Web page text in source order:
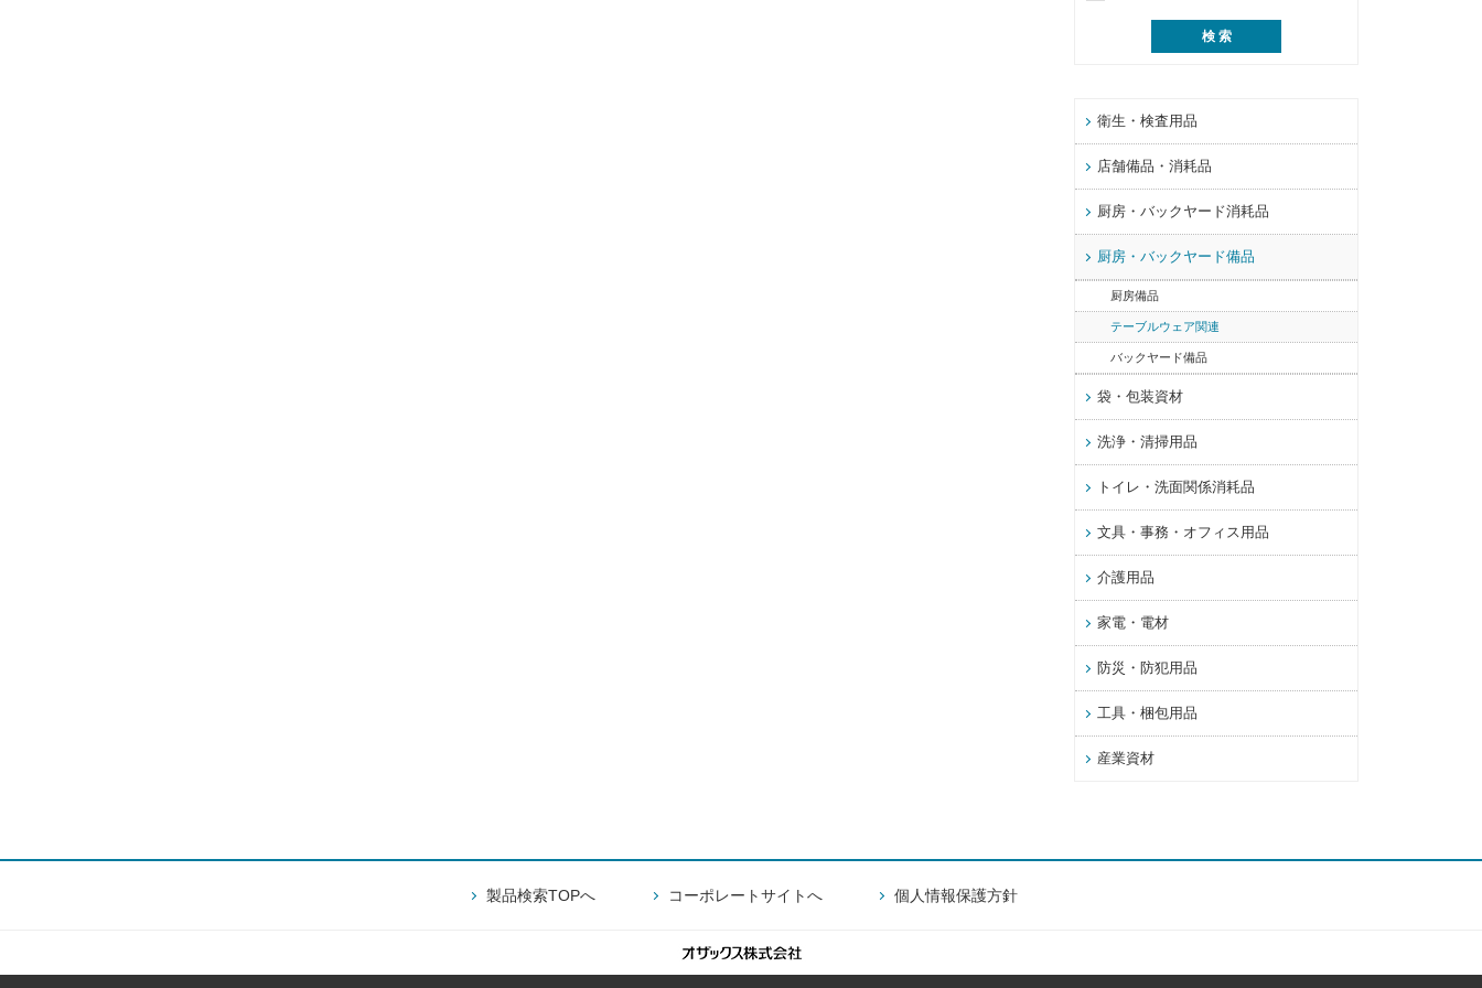
衛生・検査用品
店舗備品・消耗品
厨房・バックヤード消耗品
厨房・バックヤード備品
厨房備品
テーブルウェア関連
バックヤード備品
袋・包装資材
洗浄・清掃用品
トイレ・洗面関係消耗品
文具・事務・オフィス用品
介護用品
家電・電材
防災・防犯用品
工具・梱包用品
産業資材
製品検索TOPへ コーポレートサイトへ 個人情報保護方針